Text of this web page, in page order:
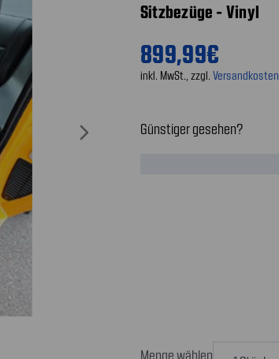
Sitzbezüge - Vinyl
899,99€
inkl. MwSt., zzgl. Versandkosten
Günstiger gesehen?
Menge wählen